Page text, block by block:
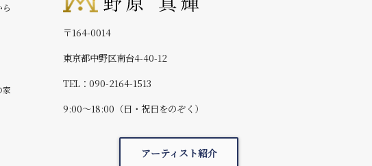
家
〒164-0014
東京都中野区南台4-40-12
TEL：090-2164-1513
9:00～18:00（日・祝日をのぞく）
アーティスト紹介